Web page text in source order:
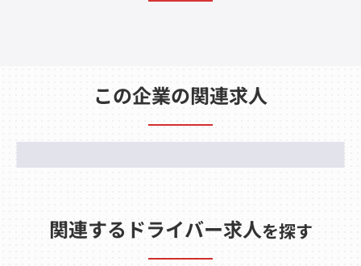
この企業の関連求人
関連するドライバー求人を探す